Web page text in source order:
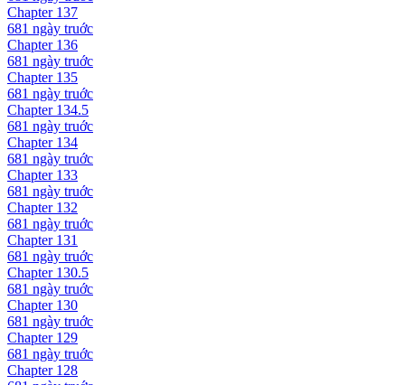
Chapter 137
681 ngày truớc
Chapter 136
681 ngày truớc
Chapter 135
681 ngày truớc
Chapter 134.5
681 ngày truớc
Chapter 134
681 ngày truớc
Chapter 133
681 ngày truớc
Chapter 132
681 ngày truớc
Chapter 131
681 ngày truớc
Chapter 130.5
681 ngày truớc
Chapter 130
681 ngày truớc
Chapter 129
681 ngày truớc
Chapter 128